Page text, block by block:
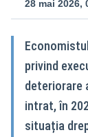
28 mai 2026,
privind
deteriorare
intrat, în
situația